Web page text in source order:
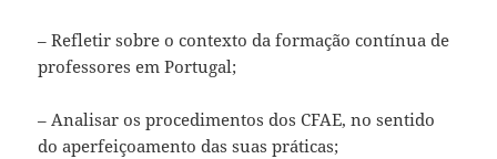
– Refletir sobre o contexto da formação contínua de
professores em Portugal;
– Analisar os procedimentos dos CFAE, no sentido
do aperfeiçoamento das suas práticas;